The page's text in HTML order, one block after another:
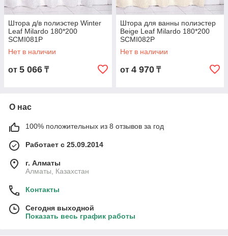
Штора д/в полиэстер Winter
Leaf Milardo 180*200
SCMI081P
Нет в наличии
от 5 066 ₸
Штора для ванны полиэстер
Beige Leaf Milardo 180*200
SCMI082P
Нет в наличии
от 4 970 ₸
О нас
100% положительных из 8 отзывов за год
Работает с 25.09.2014
г. Алматы
Алматы, Казахстан
Контакты
Сегодня выходной
Показать весь график работы